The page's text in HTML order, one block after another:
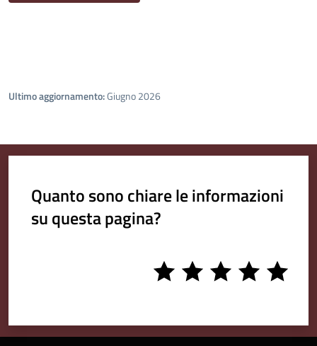
Ultimo aggiornamento:Giugno 2026
Quanto sono chiare le informazioni
su questa pagina?
5
stars
4
stars
3
stars
2
stars
1
stars